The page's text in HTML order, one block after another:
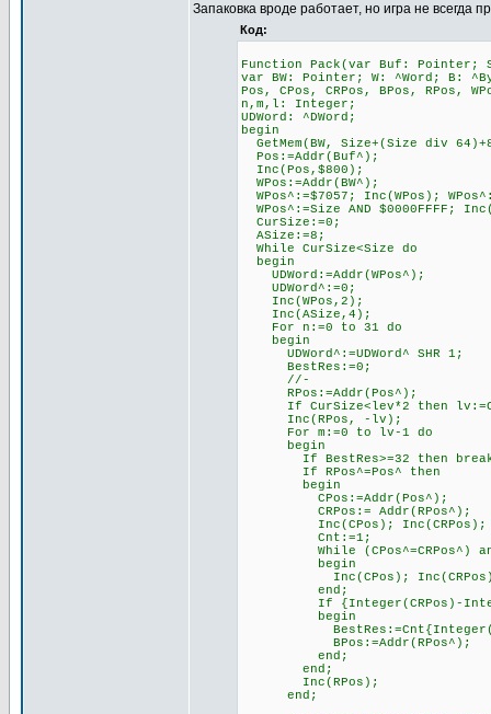
Запаковка вроде работает, но игра не всегда
Код:
Function Pack(var Buf:
var BW: Pointer; W: ^Word; B:
Pos, CPos, CRPos, BPos, RPos,
n,m,l: Integer;
UDWord: ^DWord;
begin
GetMem(BW, Size+(Size div
Pos:=Addr(Buf^);
Inc(Pos,$800);
WPos:=Addr(BW^);
WPos^:=$7057; Inc(WPos);
WPos^:=Size AND $0000FFFF;
CurSize:=0;
ASize:=8;
While CurSize<Size do
begin
UDWord:=Addr(WPos^);
UDWord^:=0;
Inc(WPos,2);
Inc(ASize,4);
For n:=0 to 31 do
begin
UDWord^:=UDWord^ SHR 1;
BestRes:=0;
//-
RPos:=Addr(Pos^);
If CurSize<lev*2 then
Inc(RPos, -lv);
For m:=0 to lv-1 do
begin
If BestRes>=32 then
If RPos^=Pos^ then
begin
CPos:=Addr(Pos^);
CRPos:= Addr(RPos^);
Inc(CPos); Inc(CRPos);
Cnt:=1;
While (CPos^=CRPos^) and
begin
Inc(CPos);
end;
If {Integer(CRPos)-
begin
BPos:=Addr(RPos^);
end;
end;
Inc(RPos);
end;